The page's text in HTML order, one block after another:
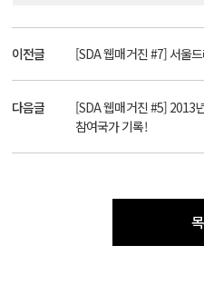
이전글 [SDA 웹매거진 #7] 서울
다음글
[SDA 웹매거진 #5] 2013
참여국가 기록!